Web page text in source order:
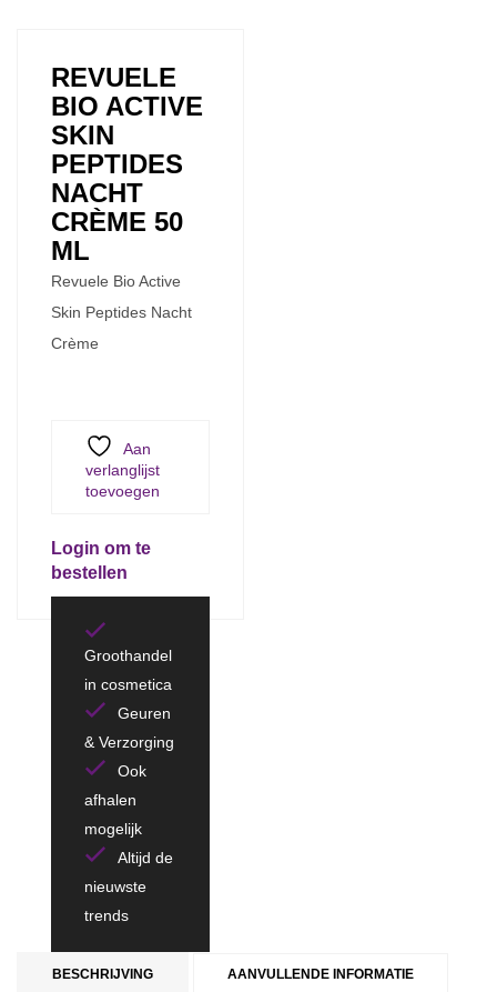
REVUELE
BIO ACTIVE
SKIN
PEPTIDES
NACHT
CRÈME 50
ML
Revuele Bio Active
Skin Peptides Nacht
Crème
Aan
verlanglijst
toevoegen
Login om te
bestellen
Groothandel
in cosmetica
Geuren
& Verzorging
Ook
afhalen
mogelijk
Altijd de
nieuwste
trends
BESCHRIJVING AANVULLENDE INFORMATIE